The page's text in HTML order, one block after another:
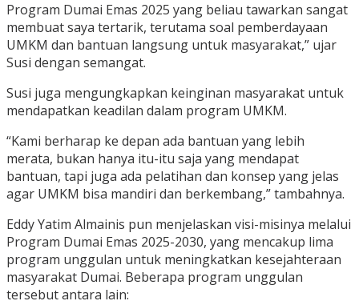
Program Dumai Emas 2025 yang beliau tawarkan sangat
membuat saya tertarik, terutama soal pemberdayaan
UMKM dan bantuan langsung untuk masyarakat,” ujar
Susi dengan semangat.
Susi juga mengungkapkan keinginan masyarakat untuk
mendapatkan keadilan dalam program UMKM.
“Kami berharap ke depan ada bantuan yang lebih
merata, bukan hanya itu-itu saja yang mendapat
bantuan, tapi juga ada pelatihan dan konsep yang jelas
agar UMKM bisa mandiri dan berkembang,” tambahnya.
Eddy Yatim Almainis pun menjelaskan visi-misinya melalui
Program Dumai Emas 2025-2030, yang mencakup lima
program unggulan untuk meningkatkan kesejahteraan
masyarakat Dumai. Beberapa program unggulan
tersebut antara lain: